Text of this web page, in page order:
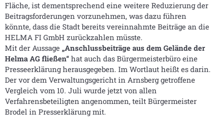
Fläche, ist dementsprechend eine weitere Reduzierung der
Beitragsforderungen vorzunehmen, was dazu führen
könnte, dass die Stadt bereits vereinnahmte Beiträge an die
HELMA FI GmbH zurückzahlen müsste.
Mit der Aussage „Anschlussbeiträge aus dem Gelände der
Helma AG fließen“ hat auch das Bürgermeisterbüro eine
Presseerklärung herausgegeben. Im Wortlaut heißt es darin.
Der vor dem Verwaltungsgericht in Arnsberg getroffene
Vergleich vom 10. Juli wurde jetzt von allen
Verfahrensbeteiligten angenommen, teilt Bürgermeister
Brodel in Presserklärung mit.